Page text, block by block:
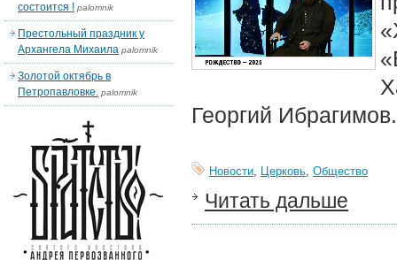
Георгий Ибрагимов.
Новости, Церковь, Общество
Читать дальше
состоится ! palomnik
Престольный праздник у
Архангела Михаила palomnik
Золотой октябрь в
Петропавловке. palomnik